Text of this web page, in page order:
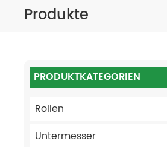
Produkte
PRODUKTKATEGORIEN
Rollen
Untermesser